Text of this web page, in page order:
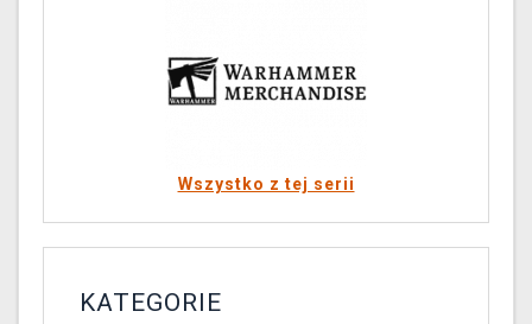
Wszystko z tej serii
KATEGORIE